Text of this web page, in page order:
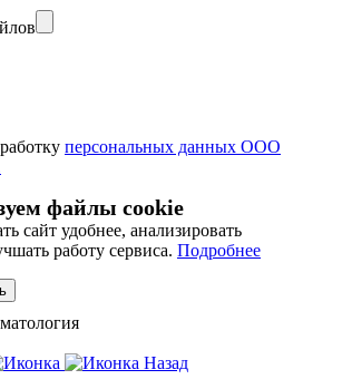
персональных данных ООО
файлы cookie
сайт удобнее, анализировать
работу сервиса. Подробнее
Назад